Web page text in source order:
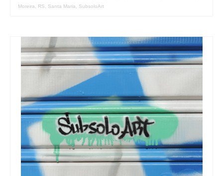
Moreira
RS Santa Maria SubsoloArt